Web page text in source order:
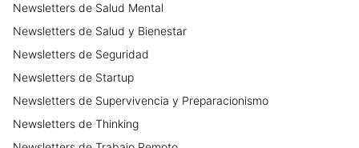
Newsletters de Salud Mental
Newsletters de Salud y Bienestar
Newsletters de Seguridad
Newsletters de Startup
Newsletters de Supervivencia y Preparacionismo
Newsletters de Thinking